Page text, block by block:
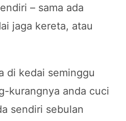
– sama ada
jaga kereta, atau
di kedai seminggu
kurangnya anda cuci
sendiri sebulan